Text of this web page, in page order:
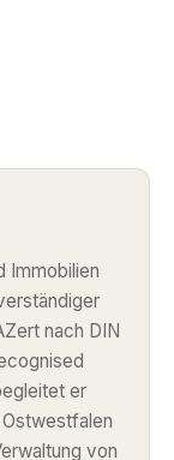
Immobilien
nach DIN
er
von